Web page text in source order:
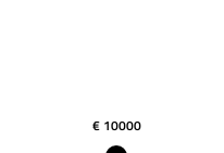
€ 10000